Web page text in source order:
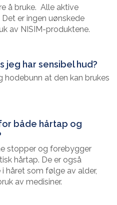
å bruke. Alle aktive
er ingen uønskede
av NISIM-produktene.
jeg har sensibel hud?
hodebunn at den kan brukes
både hårtap og
stopper og forebygger
hårtap. De er også
håret som følge av alder,
av medisiner.